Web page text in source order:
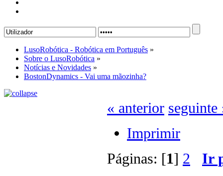
LusoRobótica - Robótica em Português »
Sobre o LusoRobótica »
Notícias e Novidades »
BostonDynamics - Vai uma mãozinha?
« anterior seguinte
Imprimir
Páginas: [1] 2 Ir